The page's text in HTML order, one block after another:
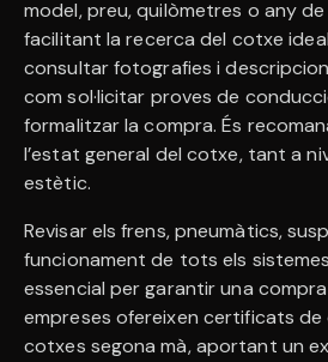
model, preu, quilòmetres o any
facilitant la recerca del cotxe
consultar fotografies i
com sol·licitar proves de
formalitzar la compra. És
l’estat general del cotxe, tant a
estètic.
Revisar els frens, pneumàtics,
funcionament de tots els
essencial per garantir una
empreses ofereixen certificats
cotxes segona mà, aportant un